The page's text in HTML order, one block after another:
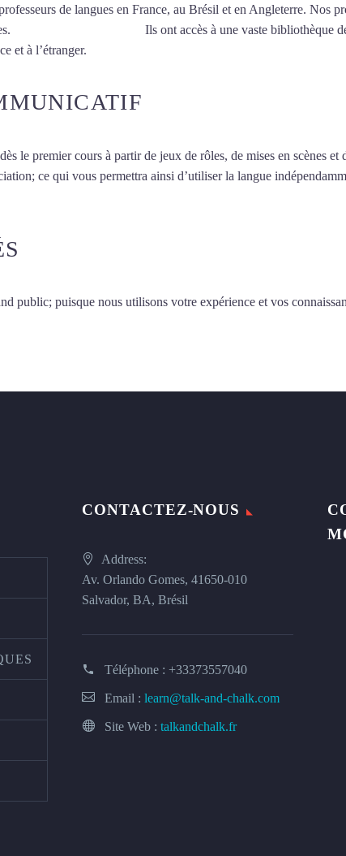
de langues en France, au Brésil et en Angleterre. Nos
Ils ont accès à une vaste bibliothèque
et à l’étranger.
le premier cours à partir de jeux de rôles, de mises en scènes
ce qui vous permettra ainsi d’utiliser la langue
public; puisque nous utilisons votre expérience et vos
CONTACTEZ-NOUS
Address:
Av. Orlando Gomes, 41650-010
Salvador, BA, Brésil
Téléphone : +33373557040
Email : learn@talk-and-chalk.com
Site Web : talkandchalk.fr